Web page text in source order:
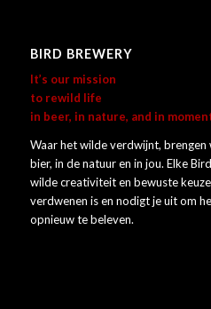
BIRD BREWERY
It’s our mission
to rewild life
in beer, in nature, and in
Waar het wilde verdwijnt,
bier, in de natuur en in jou. Elke
wilde creativiteit en bewuste
verdwenen is en nodigt je uit om
opnieuw te beleven.